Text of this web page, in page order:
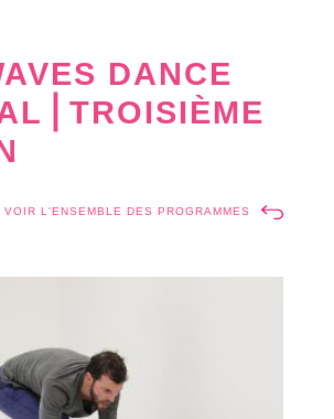
DANCE
VOIR L'ENSEMBLE DES PROGRAMMES